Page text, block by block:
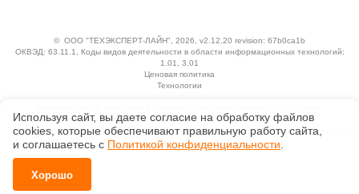
© ООО "ТЕХЭКСПЕРТ-ЛАЙН" , 2026, v2.12.20 revision: 67b0ca1b
ОКВЭД: 63.11.1, Коды видов деятельности в области информационных технологий:
1.01, 3.01
Ценовая политика
Технологии
Положение по обработке и защите персональных данных
Справка о регистрации продуктов АО «Кодекс» в Реестре российского программного
обеспечения
Используя сайт, вы даете согласие на обработку файлов
сооkiеs, которые обеспечивают правильную работу сайта,
и соглашаетесь с Политикой конфиденциальности
Хорошо